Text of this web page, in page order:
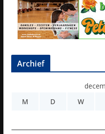
Archief
M
D W